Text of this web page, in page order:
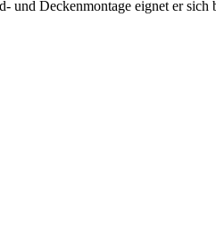
Deckenmontage eignet er sich